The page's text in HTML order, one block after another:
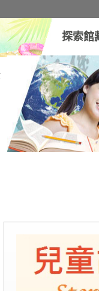
探索館